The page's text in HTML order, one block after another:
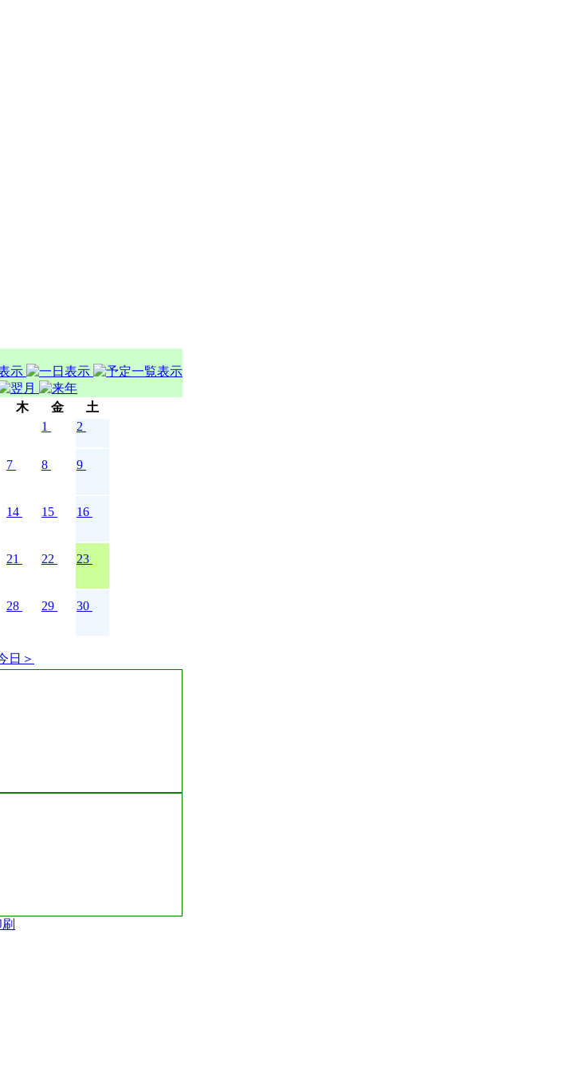
木 金
土
1
2
7 8 9
14 15 16
21 22 23
28 29 30
日＞